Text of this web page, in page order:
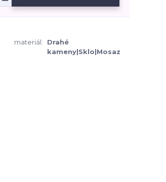
materiál:
Drahé
kameny|Sklo|Mosaz